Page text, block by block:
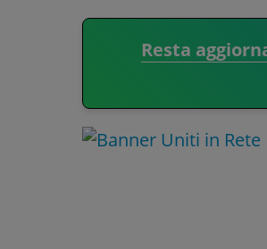
Resta